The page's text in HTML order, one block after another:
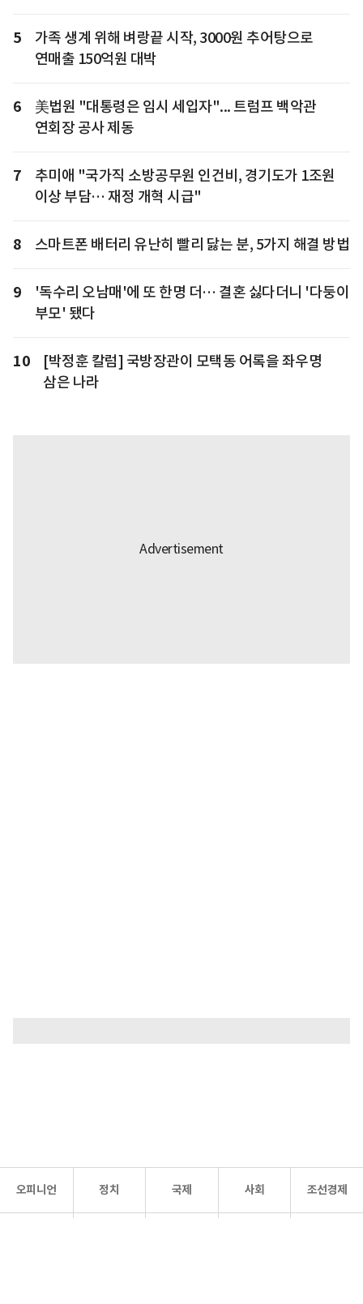
5
가족 생계 위해 벼랑끝 시작, 3000원 추어탕으로
연매출 150억원 대박
6
美법원 "대통령은 임시 세입자"... 트럼프 백악관
연회장 공사 제동
7
추미애 "국가직 소방공무원 인건비, 경기도가 1조원
이상 부담… 재정 개혁 시급"
8 스마트폰 배터리 유난히 빨리 닳는 분, 5가지 해결 방법
9
'독수리 오남매'에 또 한명 더… 결혼 싫다더니 '다둥이
부모' 됐다
10
[박정훈 칼럼] 국방장관이 모택동 어록을 좌우명
삼은 나라
오피니언 정치 국제 사회 조선경제